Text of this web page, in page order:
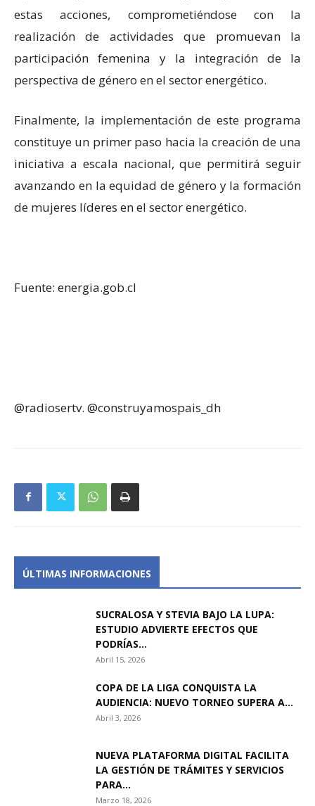
estas acciones, comprometiéndose con la
realización de actividades que promuevan la
participación femenina y la integración de la
perspectiva de género en el sector energético.
Finalmente, la implementación de este programa
constituye un primer paso hacia la creación de una
iniciativa a escala nacional, que permitirá seguir
avanzando en la equidad de género y la formación
de mujeres líderes en el sector energético.
Fuente: energia.gob.cl
@radiosertv. @construyamospais_dh
ÚLTIMAS INFORMACIONES
SUCRALOSA Y STEVIA BAJO LA LUPA:
ESTUDIO ADVIERTE EFECTOS QUE
PODRÍAS...
Abril 15, 2026
COPA DE LA LIGA CONQUISTA LA
AUDIENCIA: NUEVO TORNEO SUPERA A...
Abril 3, 2026
NUEVA PLATAFORMA DIGITAL FACILITA
LA GESTIÓN DE TRÁMITES Y SERVICIOS
PARA...
Marzo 18, 2026